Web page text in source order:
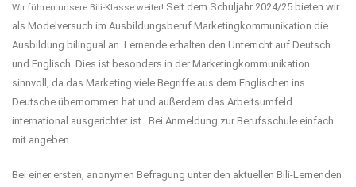
Wir führen unsere Bili-Klasse weiter! Seit dem Schuljahr 2024/25 bieten wir
als Modelversuch im Ausbildungsberuf Marketingkommunikation die
Ausbildung bilingual an. Lernende erhalten den Unterricht auf Deutsch
und Englisch. Dies ist besonders in der Marketingkommunikation
sinnvoll, da das Marketing viele Begriffe aus dem Englischen ins
Deutsche übernommen hat und außerdem das Arbeitsumfeld
international ausgerichtet ist. Bei Anmeldung zur Berufsschule einfach
mit angeben.
Bei einer ersten, anonymen Befragung unter den aktuellen Bili-Lernenden